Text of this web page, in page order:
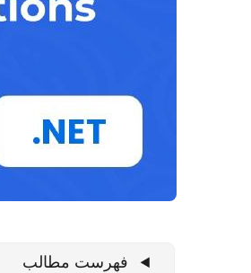
فهرست مطالب